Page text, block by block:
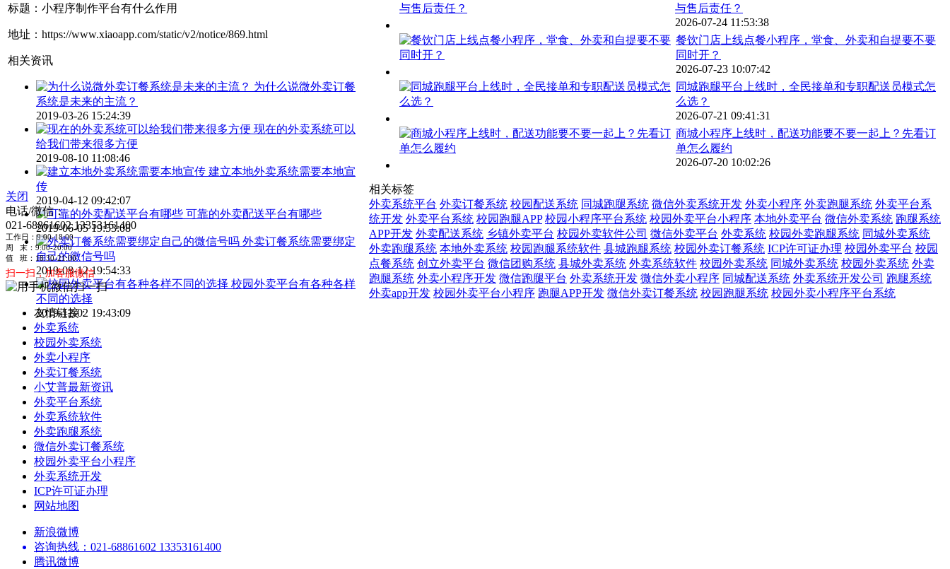
标题：小程序制作平台有什么作用
地址：https://www.xiaoapp.com/static/v2/notice/869.html
相关资讯
为什么说微外卖订餐
系统是未来的主流？
2019-03-26 15:24:39
现在的外卖系统可以
给我们带来很多方便
2019-08-10 11:08:46
建立本地外卖系统需要本地宣
传
2019-04-12 09:42:07
可靠的外卖配送平台有哪些
2019-06-05 19:53:08
外卖订餐系统需要绑定
自己的微信号吗
2019-08-12 19:54:33
校园外卖平台有各种各样
不同的选择
2019-12-02 19:43:09
与售后责任？
2026-07-24 11:53:38
餐饮门店上线点餐小程序，堂食、外卖和自提要不要
同时开？
2026-07-23 10:07:42
同城跑腿平台上线时，全民接单和专职配送员模式怎
么选？
2026-07-21 09:41:31
商城小程序上线时，配送功能要不要一起上？先看订
单怎么履约
2026-07-20 10:02:26
相关标签
外卖系统平台 外卖订餐系统 校园配送系统 同城跑腿系统 微信外卖系统开发 外卖小程序 外卖跑腿系统 外卖平台系
统开发 外卖平台系统 校园跑腿APP 校园小程序平台系统 校园外卖平台小程序 本地外卖平台 微信外卖系统 跑腿系统
APP开发 外卖配送系统 乡镇外卖平台 校园外卖软件公司 微信外卖平台 外卖系统 校园外卖跑腿系统 同城外卖系统
外卖跑腿系统 本地外卖系统 校园跑腿系统软件 县城跑腿系统 校园外卖订餐系统 ICP许可证办理 校园外卖平台 校园
点餐系统 创立外卖平台 微信团购系统 县城外卖系统 外卖系统软件 校园外卖系统 同城外卖系统 校园外卖系统 外卖
跑腿系统 外卖小程序开发 微信跑腿平台 外卖系统开发 微信外卖小程序 同城配送系统 外卖系统开发公司 跑腿系统
外卖app开发 校园外卖平台小程序 跑腿APP开发 微信外卖订餐系统 校园跑腿系统 校园外卖小程序平台系统
关闭
电话/微信：
021-68861602 13353161400
工作日：9:00-18:00
周 末：9:00-20:00
值 班：18:30-21:00
扫一扫，加客服微信
友情链接 :
外卖系统
校园外卖系统
外卖小程序
外卖订餐系统
小艾普最新资讯
外卖平台系统
外卖系统软件
外卖跑腿系统
微信外卖订餐系统
校园外卖平台小程序
外卖系统开发
ICP许可证办理
网站地图
新浪微博
咨询热线：021-68861602 13353161400
腾讯微博